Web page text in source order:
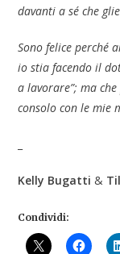
davanti a sé che
Sono felice perché
io stia facendo il
a lavorare”; ma
consolo con le mie
Kelly Bugatti &
Condividi: